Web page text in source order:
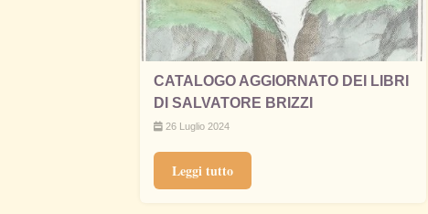
CATALOGO AGGIORNATO DEI LIBRI
DI SALVATORE BRIZZI
26 Luglio 2024
Leggi tutto